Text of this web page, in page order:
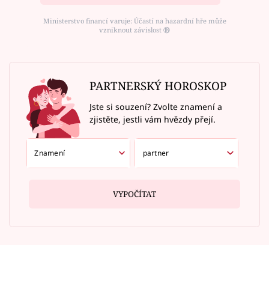
Ministerstvo financí varuje: Účastí na hazardní hře může
vzniknout závislost ⑱
PARTNERSKÝ HOROSKOP
Jste si souzení? Zvolte znamení a
zjistěte, jestli vám hvězdy přejí.
VYPOČÍTAT